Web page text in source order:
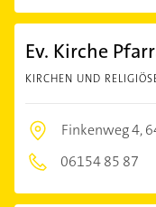
Ev. Kirche
KIRCHEN UND
Finkenweg 4,
06154 85 87